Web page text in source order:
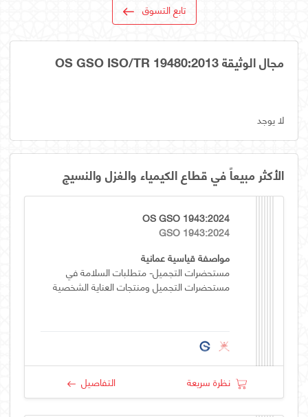
تابع التسوق
مجال الوثيقة OS GSO ISO/TR 19480:2013
لا يوجد
الأكثر مبيعاً في قطاع الكيمياء والغزل والنسيج
OS GSO 1943:2024
GSO 1943:2024
مواصفة قياسية عمانية
مستحضرات التجميل- متطلبات السلامة في
مستحضرات التجميل ومنتجات العناية الشخصية
نظرة سريعة التفاصيل